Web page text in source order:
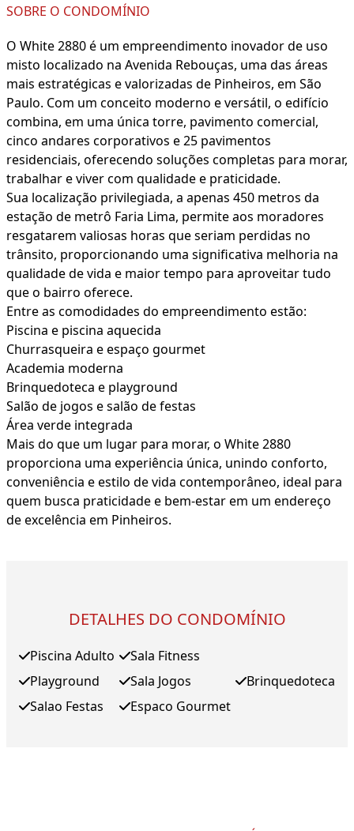
SOBRE O CONDOMÍNIO
O White 2880 é um empreendimento inovador de uso
misto localizado na Avenida Rebouças, uma das áreas
mais estratégicas e valorizadas de Pinheiros, em São
Paulo. Com um conceito moderno e versátil, o edifício
combina, em uma única torre, pavimento comercial,
cinco andares corporativos e 25 pavimentos
residenciais, oferecendo soluções completas para morar,
trabalhar e viver com qualidade e praticidade.
Sua localização privilegiada, a apenas 450 metros da
estação de metrô Faria Lima, permite aos moradores
resgatarem valiosas horas que seriam perdidas no
trânsito, proporcionando uma significativa melhoria na
qualidade de vida e maior tempo para aproveitar tudo
que o bairro oferece.
Entre as comodidades do empreendimento estão:
Piscina e piscina aquecida
Churrasqueira e espaço gourmet
Academia moderna
Brinquedoteca e playground
Salão de jogos e salão de festas
Área verde integrada
Mais do que um lugar para morar, o White 2880
proporciona uma experiência única, unindo conforto,
conveniência e estilo de vida contemporâneo, ideal para
quem busca praticidade e bem-estar em um endereço
de excelência em Pinheiros.
DETALHES DO CONDOMÍNIO
Piscina Adulto
Playground
Salao Festas
Sala Fitness
Sala Jogos
Espaco Gourmet
Brinquedoteca